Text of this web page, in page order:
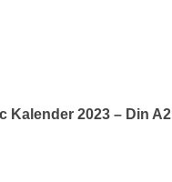
Kalender 2023 – Din A2